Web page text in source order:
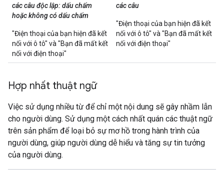
các câu độc lập: dấu chấm
hoặc không có dấu chấm
"Điện thoại của bạn hiện đã kết
nối với ô tô" và "Bạn đã mất kết
nối với điện thoại"
các câu
"Điện thoại của bạn hiện đã kết
nối với ô tô" và "Bạn đã mất kết
nối với điện thoại"
Hợp nhất thuật ngữ
Việc sử dụng nhiều từ để chỉ một nội dung sẽ gây nhầm lẫn
cho người dùng. Sử dụng một cách nhất quán các thuật ngữ
trên sản phẩm để loại bỏ sự mơ hồ trong hành trình của
người dùng, giúp người dùng dễ hiểu và tăng sự tin tưởng
của người dùng.